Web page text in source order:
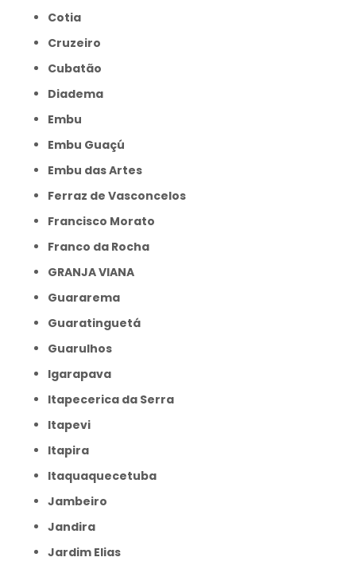
Cotia
Cruzeiro
Cubatão
Diadema
Embu
Embu Guaçú
Embu das Artes
Ferraz de Vasconcelos
Francisco Morato
Franco da Rocha
GRANJA VIANA
Guararema
Guaratinguetá
Guarulhos
Igarapava
Itapecerica da Serra
Itapevi
Itapira
Itaquaquecetuba
Jambeiro
Jandira
Jardim Elias